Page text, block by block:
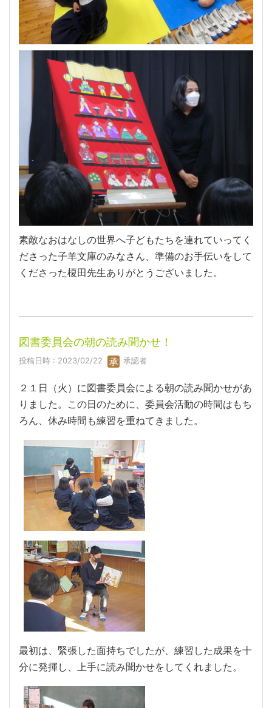
素敵なおはなしの世界へ子どもたちを連れていってく
ださった子羊文庫のみなさん、準備のお手伝いをして
くださった榎田先生ありがとうございました。
図書委員会の朝の読み聞かせ！
投稿日時 : 2023/02/22 承認者
２１日（火）に図書委員会による朝の読み聞かせがあ
りました。この日のために、委員会活動の時間はもち
ろん、休み時間も練習を重ねてきました。
最初は、緊張した面持ちでしたが、練習した成果を十
分に発揮し、上手に読み聞かせをしてくれました。